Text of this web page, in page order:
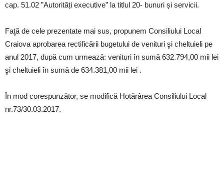
cap. 51.02 ”Autorități executive” la titlul 20- bunuri și servicii.
Faţă de cele prezentate mai sus, propunem Consiliului Local
Craiova aprobarea rectificării bugetului de venituri şi cheltuieli pe
anul 2017, după cum urmează: venituri în sumă 632.794,00 mii lei
şi cheltuieli în sumă de 634.381,00 mii lei .
În mod corespunzător, se modifică Hotărârea Consiliului Local
nr.73/30.03.2017.